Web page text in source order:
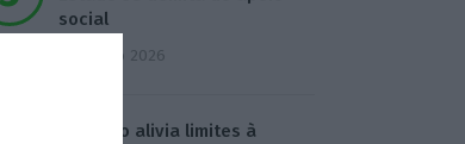
social
6 Agosto 2026
Governo alivia limites à